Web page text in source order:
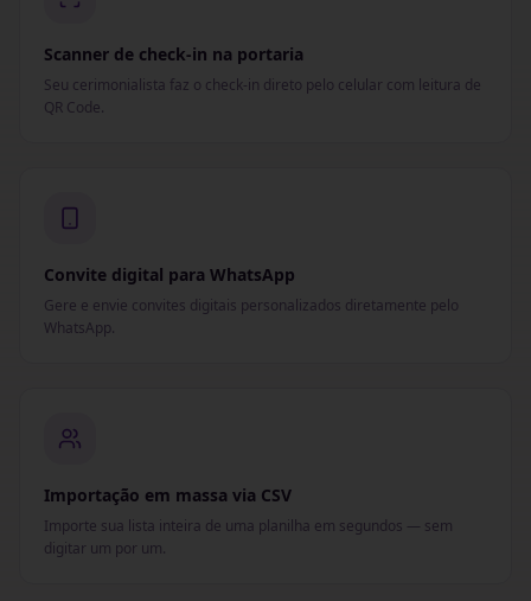
Scanner de check-in na portaria
Seu cerimonialista faz o check-in direto pelo celular com leitura de
QR Code.
Convite digital para WhatsApp
Gere e envie convites digitais personalizados diretamente pelo
WhatsApp.
Importação em massa via CSV
Importe sua lista inteira de uma planilha em segundos — sem
digitar um por um.